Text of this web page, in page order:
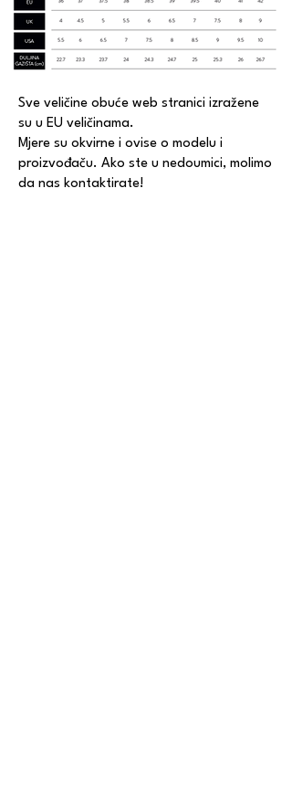
Sve veličine obuće web stranici izražene
su u EU veličinama.
Mjere su okvirne i ovise o modelu i
proizvođaču. Ako ste u nedoumici, molimo
da nas kontaktirate!